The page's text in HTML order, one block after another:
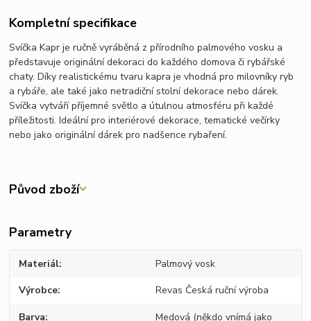
Kompletní specifikace
Svíčka Kapr je ručně vyráběná z přírodního palmového vosku a
představuje originální dekoraci do každého domova či rybářské
chaty. Díky realistickému tvaru kapra je vhodná pro milovníky ryb
a rybáře, ale také jako netradiční stolní dekorace nebo dárek.
Svíčka vytváří příjemné světlo a útulnou atmosféru při každé
příležitosti. Ideální pro interiérové dekorace, tematické večírky
nebo jako originální dárek pro nadšence rybaření.
Původ zboží
Parametry
Materiál Palmový vosk
Výrobce Revas Česká ruční výroba
Barva
Medová (někdo vnímá jako